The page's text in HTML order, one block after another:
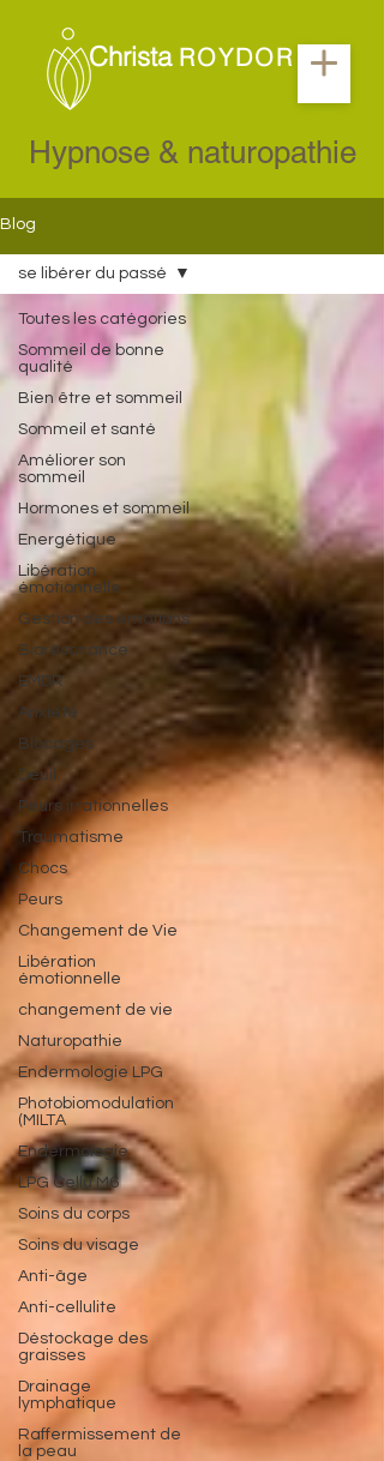
Christa ROYDOR
Hypnose & naturopathie
Blog
Toutes les catégories
Sommeil de bonne
qualité
Bien être et sommeil
Sommeil et santé
Améliorer son
sommeil
Hormones et sommeil
Energétique
Libération
émotionnelle
Gestion des émotions
Biorésonance
EMDR
Anxiété
Blocages
Deuil
Peurs irrationnelles
Traumatisme
Chocs
Peurs
Changement de Vie
Libération
émotionnelle
changement de vie
Naturopathie
Endermologie LPG
Photobiomodulation
(MILTA
Endermologie
LPG Cellu M6
Soins du corps
Soins du visage
Anti-âge
Anti-cellulite
Déstockage des
graisses
Drainage
lymphatique
Raffermissement de
la peau
se libérer du passé